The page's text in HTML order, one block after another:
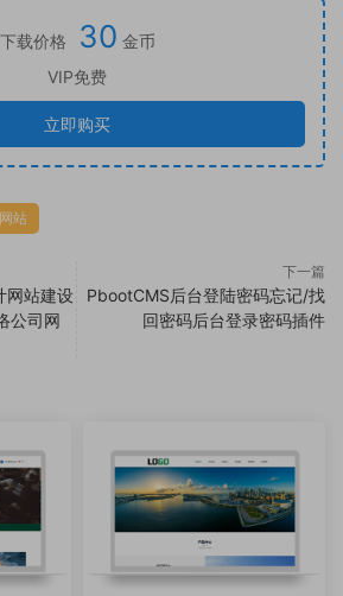
下载价格 30 金币
VIP免费
立即购买
站
网站建设
公司网
下一篇
PbootCMS后台登陆密码忘记/找
回密码后台登录密码插件